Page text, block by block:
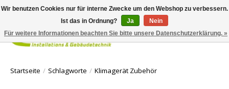
Ihr
Startseite / Schlagworte / Klimagerät Zubehör
Wir benutzen Cookies nur für interne Zwecke um den Webshop zu verbessern.
Ist das in Ordnung?
Ja
Nein
Für weitere Informationen beachten Sie bitte unsere Datenschutzerklärung. »